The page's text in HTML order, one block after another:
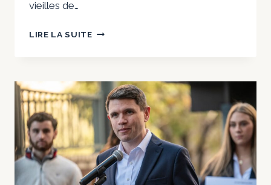
vieilles de…
LIRE LA SUITELES
AU
MINISTÈRE
DE
LA
JUSTICE
DE
TRUMP